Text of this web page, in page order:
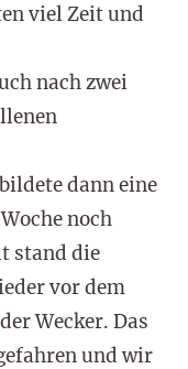
viel Zeit und
nach zwei
dann eine
noch
stand die
vor dem
Wecker. Das
und wir